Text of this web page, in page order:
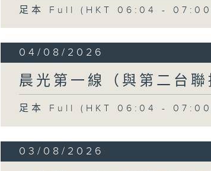
足本 Full (HKT 06:04 -
04/08/2026
晨光第一線（與第二台聯
足本 Full (HKT 06:04 -
03/08/2026